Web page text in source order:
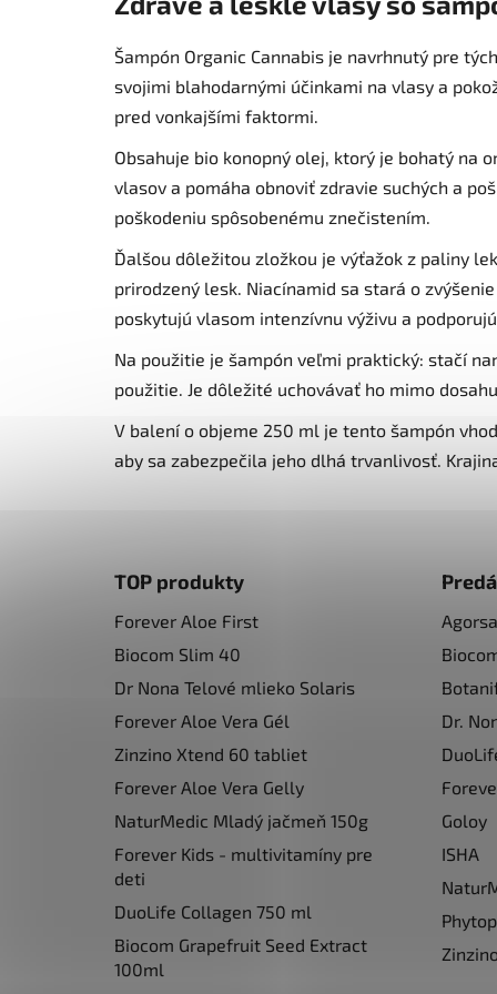
Šampón Organic Cannabis je navrhnutý pre
svojimi blahodarnými účinkami na vlasy a
pred vonkajšími faktormi.
Obsahuje bio konopný olej, ktorý je bohatý na
vlasov a pomáha obnoviť zdravie suchých a
poškodeniu spôsobenému znečistením.
Ďalšou dôležitou zložkou je výťažok z paliny
prirodzený lesk. Niacínamid sa stará o
poskytujú vlasom intenzívnu výživu a
Na použitie je šampón veľmi praktický: stačí
použitie. Je dôležité uchovávať ho mimo
V balení o objeme 250 ml je tento šampón
aby sa zabezpečila jeho dlhá trvanlivosť.
TOP produkty
Forever Aloe First
Biocom Slim 40
Dr Nona Telové mlieko Solaris
Forever Aloe Vera Gél
Zinzino Xtend 60 tabliet
Forever Aloe Vera Gelly
NaturMedic Mladý jačmeň 150g
Forever Kids - multivitamíny pre
deti
DuoLife Collagen 750 ml
Biocom Grapefruit Seed Extract
100ml
Dr.
Goloy
ISHA